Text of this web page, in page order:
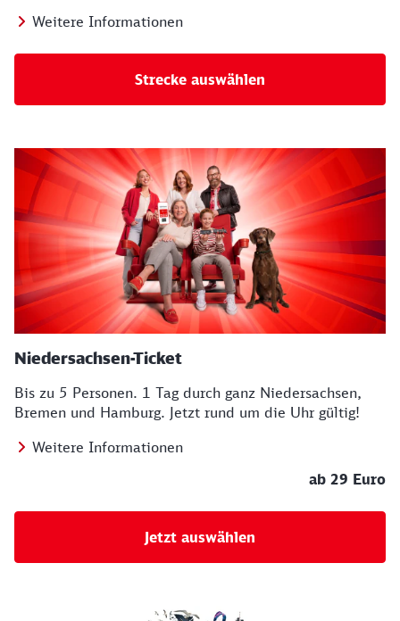
Weitere Informationen
Strecke auswählen
Niedersachsen-Ticket
Bis zu 5 Personen. 1 Tag durch ganz Niedersachsen,
Bremen und Hamburg. Jetzt rund um die Uhr gültig!
Weitere Informationen
ab 29 Euro
Jetzt auswählen